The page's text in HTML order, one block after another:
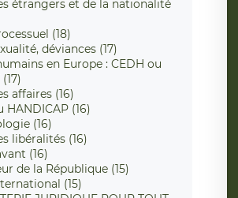
étrangers et de la nationalité
(18)
déviances (17)
en Europe : CEDH ou
affaires (16)
HANDICAP (16)
(16)
libéralités (16)
(16)
de la République (15)
(15)